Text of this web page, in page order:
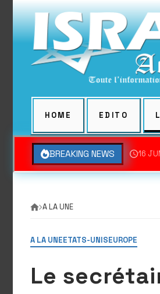
Skip
to
content
HOME EDITO
BREAKING NEWS 16
A LA UNE
A LA UNEETATS-UNISEUROPE
Le